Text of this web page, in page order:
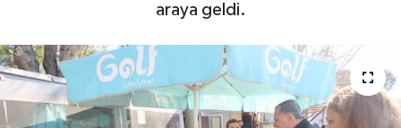
araya geldi.